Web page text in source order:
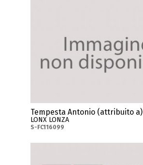
Tempesta Antonio (attribuito a)
LONX LONZA
S-FC116099